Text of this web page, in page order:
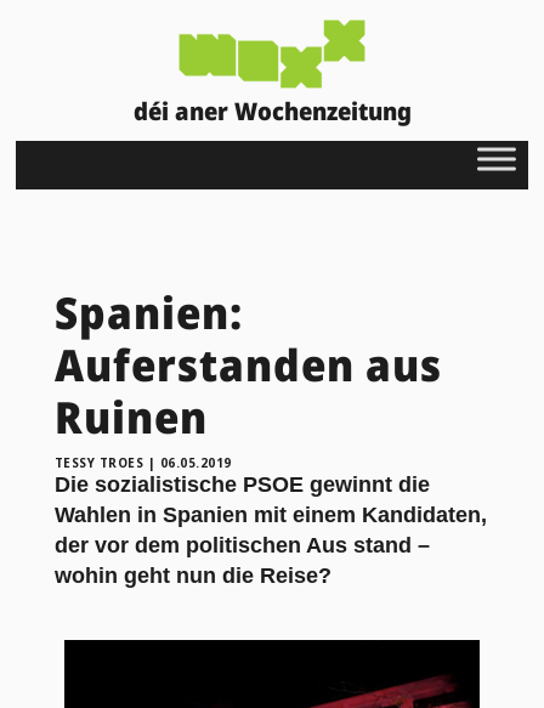
déi aner Wochenzeitung
Spanien:
Auferstanden aus
Ruinen
TESSY TROES | 06.05.2019
Die sozialistische PSOE gewinnt die
Wahlen in Spanien mit einem Kandidaten,
der vor dem politischen Aus stand –
wohin geht nun die Reise?